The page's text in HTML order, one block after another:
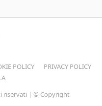
POLICY
PRIVACY POLICY
riservati | © Copyright